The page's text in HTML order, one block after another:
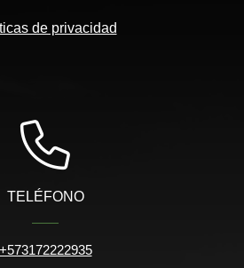
de privacidad
TELÉFONO
+573172222935